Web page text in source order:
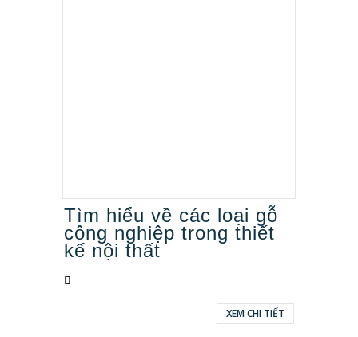
Tìm hiểu về các loại gỗ
công nghiệp trong thiết
kế nội thất
XEM CHI TIẾT